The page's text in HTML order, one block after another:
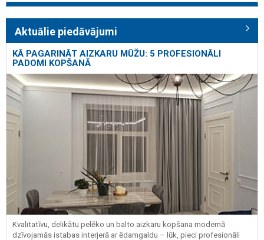
Aktuālie piedāvājumi
KĀ PAGARINĀT AIZKARU MŪŽU: 5 PROFESIONĀLI
PADOMI KOPŠANĀ
Kvalitatīvu, delikātu pelēko un balto aizkaru kopšana modernā
dzīvojamās istabas interjerā ar ēdamgaldu – lūk, pieci profesionāli